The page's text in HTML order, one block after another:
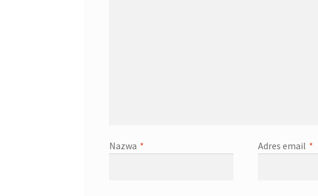
Nazwa * Adres email *